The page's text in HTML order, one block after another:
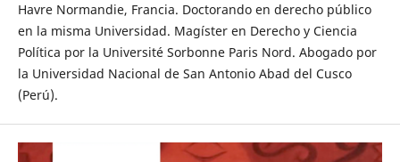
Havre Normandie, Francia. Doctorando en derecho público
en la misma Universidad. Magíster en Derecho y Ciencia
Política por la Université Sorbonne Paris Nord. Abogado por
la Universidad Nacional de San Antonio Abad del Cusco
(Perú).